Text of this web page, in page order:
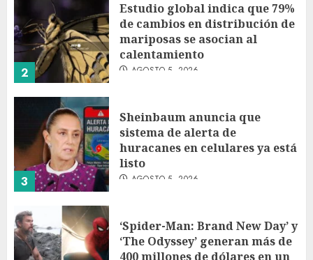
2
Estudio global indica que 79%
de cambios en distribución de
mariposas se asocian al
calentamiento
AGOSTO 5, 2026
3
Sheinbaum anuncia que
sistema de alerta de
huracanes en celulares ya está
listo
AGOSTO 5, 2026
‘Spider-Man: Brand New Day’ y
‘The Odyssey’ generan más de
400 millones de dólares en un